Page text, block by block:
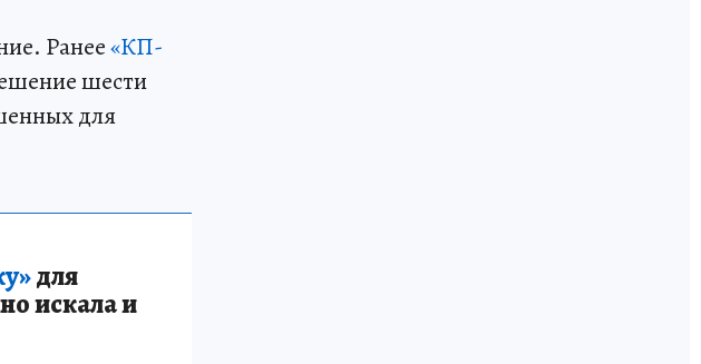
Ранее«КП-
шести
для
для
искала и